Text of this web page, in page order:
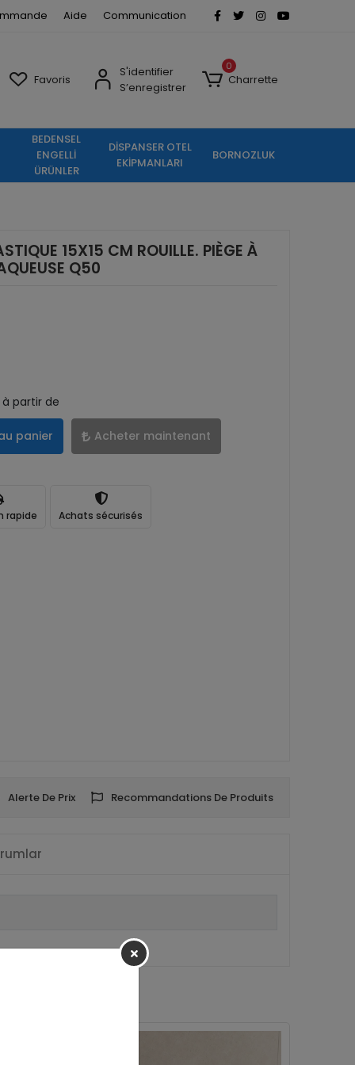
Aide Communication
Favoris
S'identifier
S’enregistrer
0
Charrette
BEDENSEL
ENGELLİ
ÜRÜNLER
DİSPANSER OTEL
EKİPMANLARI
BORNOZLUK
15X15 CM ROUILLE. PIÈGE À
Q50
partir de
panier Acheter maintenant
rapide Achats sécurisés
Alerte De Prix Recommandations De Produits